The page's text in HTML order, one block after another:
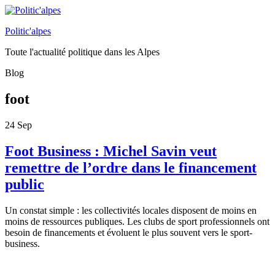
Politic'alpes
Toute l'actualité politique dans les Alpes
Blog
foot
24 Sep
Foot Business : Michel Savin veut
remettre de l’ordre dans le financement
public
Un constat simple : les collectivités locales disposent de moins en
moins de ressources publiques. Les clubs de sport professionnels ont
besoin de financements et évoluent le plus souvent vers le sport-
business.